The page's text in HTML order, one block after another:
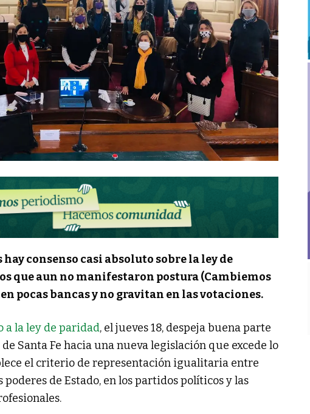
consenso casi absoluto sobre la ley de
que aun no manifestaron postura (Cambiemos
pocas bancas y no gravitan en las votaciones.
a la ley de paridad, el jueves 18, despeja buena parte
Santa Fe hacia una nueva legislación que excede lo
el criterio de representación igualitaria entre
de Estado, en los partidos políticos y las